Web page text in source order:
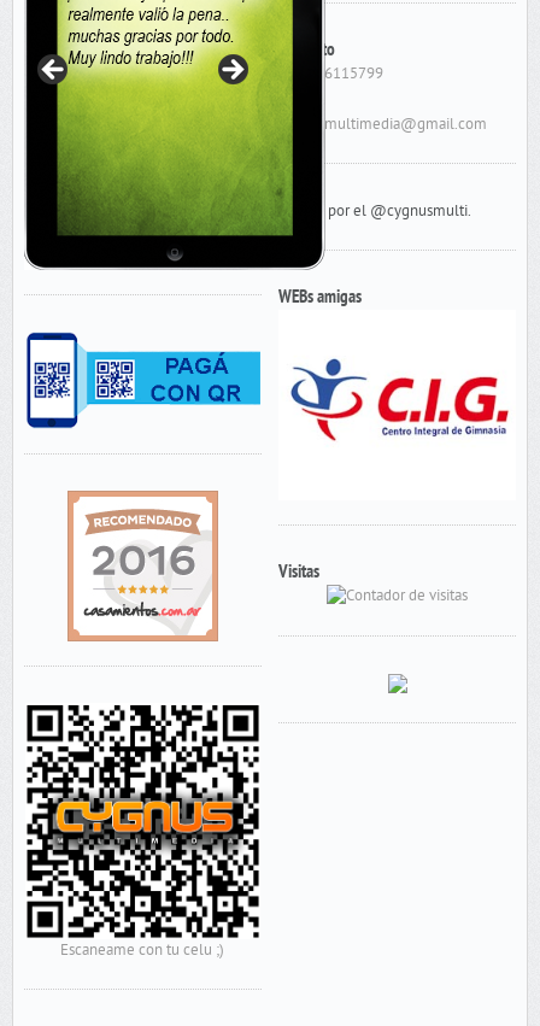
Escaneame con tu celu ;)
Contacto
Cel: 156115799
E-Mail:
cygnusmultimedia@gmail.com
Tweets por el @cygnusmulti.
WEBs amigas
Visitas